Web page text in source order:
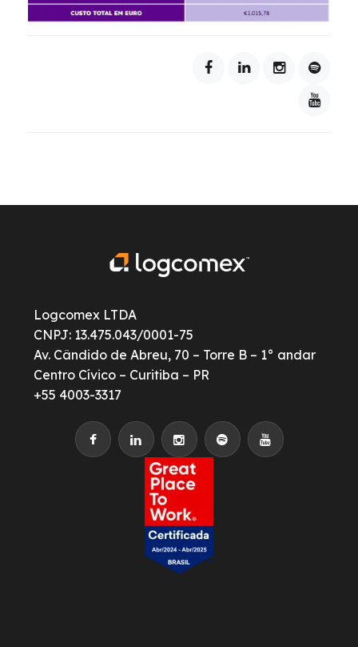
Logcomex LTDA
CNPJ: 13.475.043/0001-75
Av. Cândido de Abreu, 70 – Torre B – 1° andar
Centro Cívico – Curitiba – PR
+55 4003-3317